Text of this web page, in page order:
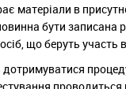
матеріали в
бути записана
що беруть участь в
дотримуватися